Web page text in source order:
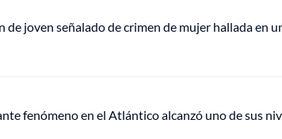
de joven señalado de crimen de mujer hallada en
fenómeno en el Atlántico alcanzó uno de sus